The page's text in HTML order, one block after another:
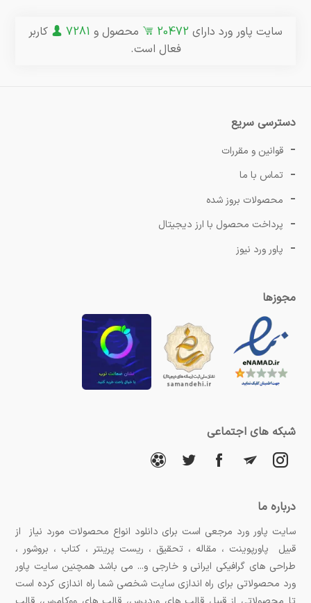
سایت پاور ورد دارای 20472 محصول و 7281
کاربر
فعال است.
دسترسی سریع
قوانین و مقررات
تماس با ما
محصولات بروز شده
پرداخت محصول با ارز دیجیتال
پاور ورد نیوز
مجوزها
شبکه های اجتماعی
درباره ما
سایت پاور ورد مرجعی است برای دانلود انواع محصولات مورد نیاز از
قبیل پاورپوینت ، مقاله ، تحقیق ، ریست پرینتر ، کتاب ، بروشور ،
طراحی های گرافیکی ایرانی و خارجی و... می باشد همچنین سایت پاور
ورد محصولاتی برای راه اندازی سایت شخصی شما راه اندازی کرده است